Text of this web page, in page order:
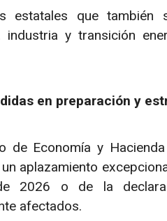
estatales que también
industria y transición
en preparación y
de Economía y
aplazamiento
2026 o de la
afectados.